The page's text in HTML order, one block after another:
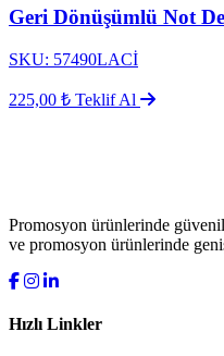
Geri Dönüşümlü Not
SKU: 57490LACİ
225,00 ₺ Teklif Al
Promosyon ürünlerinde
ve promosyon ürünlerinde
Hızlı Linkler